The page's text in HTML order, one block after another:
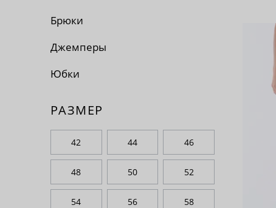
Брюки
Джемперы
Юбки
РАЗМЕР
42 44 46
48 50 52
54 56 58
По
По
По